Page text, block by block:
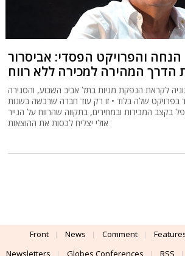
והפרויקט הפסדי: אביסרור
הדרך המהירה למכירה ללא רווח
לקראת הנפקת מניות בתל אביב השבוע, והסגירה
שלה בלוד • זו רק עוד חברה שרכשה בשנות
בקצב המכירות ובמחירים, בתקווה שהרווח על הנייר
אולי יצליח לכסות את ההוצאות
Front News Comment
Newsletters
Globes Conferences RSS